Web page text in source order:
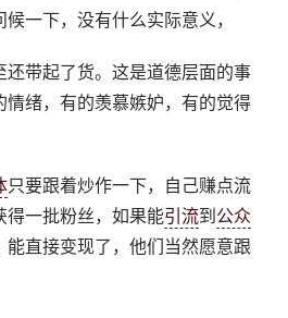
一下，没有什么实际意义，
还带起了货。这是道德层面的事
情绪，有的羡慕嫉妒，有的觉得
只要跟着炒作一下，自己赚点流
得一批粉丝，如果能引流到 公众
能直接变现了，他们当然愿意跟